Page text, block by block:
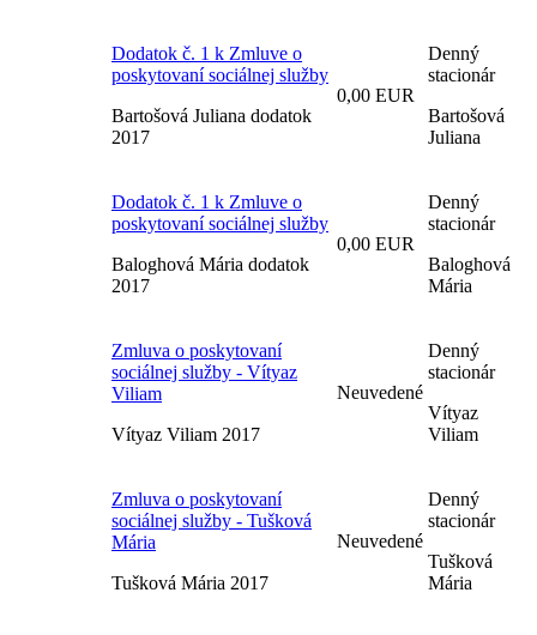
Dodatok č. 1 k Zmluve o
poskytovaní sociálnej služby
Bartošová Juliana dodatok
2017
0,00 EUR
Denný
stacionár
Bartošová
Juliana
Dodatok č. 1 k Zmluve o
poskytovaní sociálnej služby
Baloghová Mária dodatok
2017
0,00 EUR
Denný
stacionár
Baloghová
Mária
Zmluva o poskytovaní
sociálnej služby - Vítyaz
Viliam
Vítyaz Viliam 2017
Neuvedené
Denný
stacionár
Vítyaz
Viliam
Zmluva o poskytovaní
sociálnej služby - Tušková
Mária
Tušková Mária 2017
Neuvedené
Denný
stacionár
Tušková
Mária